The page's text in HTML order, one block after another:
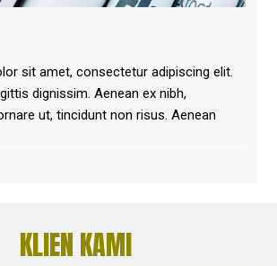
sit amet, consectetur adipiscing elit.
dignissim. Aenean ex nibh,
ut, tincidunt non risus. Aenean
KLIEN KAMI